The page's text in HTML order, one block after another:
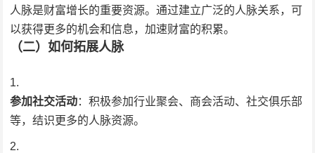
人脉是财富增长的重要资源。通过建立广泛的人脉关系，可
以获得更多的机会和信息，加速财富的积累。
（二）如何拓展人脉
参加社交活动：积极参加行业聚会、商会活动、社交俱乐部
等，结识更多的人脉资源。